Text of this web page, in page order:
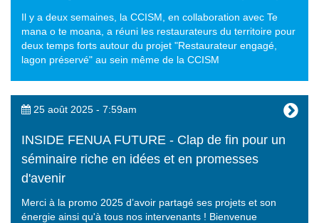
Il y a deux semaines, la CCISM, en collaboration avec Te
mana o te moana, a réuni les restaurateurs du territoire pour
deux temps forts autour du projet "Restaurateur engagé,
lagon préservé" au sein même de la CCISM
25 août 2025 - 7:59am
INSIDE FENUA FUTURE - Clap de fin pour un
séminaire riche en idées et en promesses
d'avenir
Merci à la promo 2025 d’avoir partagé ses projets et son
énergie ainsi qu'à tous nos intervenants ! Bienvenue